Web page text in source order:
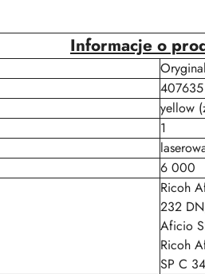
Informacje o
407635
yellow
1
6 000
Ricoh
232
Aficio
Ricoh
SP C